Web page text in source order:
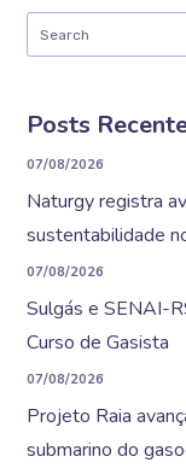
Posts
07/08/2026
Naturgy registra
sustentabilidade
07/08/2026
Sulgás e SENAI-
Curso de Gasista
07/08/2026
Projeto Raia
submarino do